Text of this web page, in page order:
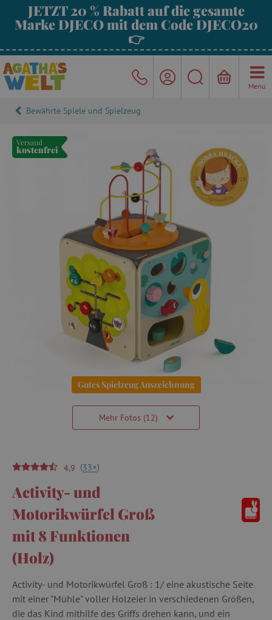
JETZT 20 % Rabatt auf die gesamte
Marke DJECO mit dem Code DJECO20
👉
Menu
Bewährte Spiele und Spielzeug
Versand
kostenfrei
Gutes Spielzeug Auszeichnung
Mehr Fotos (12)
4,9 (33+)
Activity- und
Motorikwürfel Groß
mit 8 Funktionen
(Holz)
Activity- und Motorikwürfel Groß : 1/ eine akustische Seite
mit einer "Mühle" voller Holzeier in verschiedenen Größen,
die das Kind mithilfe des Griffs drehen kann, und ein